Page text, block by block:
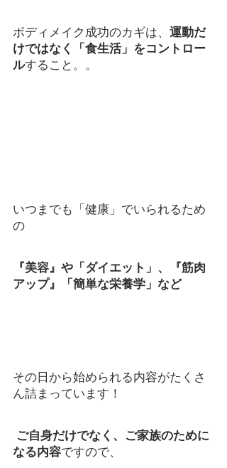
ボディメイク成功のカギは、 運動だ
けではなく「食生活」をコントロー
ルすること。。
いつまでも「健康」でいられるため
の
『美容』や「ダイエット」、『筋肉
アップ』「簡単な栄養学」など
その日から始められる内容がたくさ
ん詰まっています！
ご自身だけでなく、ご家族のために
なる内容ですので、